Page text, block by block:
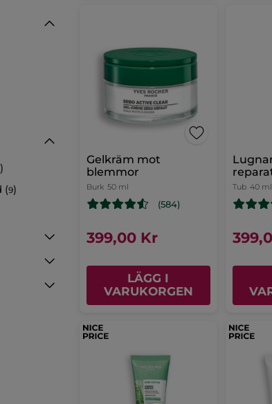
)
(9)
Gelkräm mot
blemmor
Burk 50 ml
(584)
399,00 Kr
LÄGG I
VARUKORGEN
Tub 40 ml